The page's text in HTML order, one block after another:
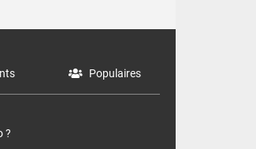
Populaires
?